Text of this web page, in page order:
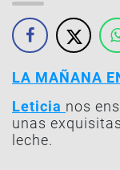
LA MAÑANA
Leticia nos
unas
leche.